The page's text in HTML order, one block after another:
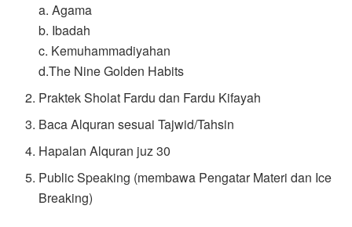
a. Agama
b. Ibadah
c. Kemuhammadiyahan
d.The Nine Golden Habits
Praktek Sholat Fardu dan Fardu Kifayah
Baca Alquran sesuai Tajwid/Tahsin
Hapalan Alquran juz 30
Public Speaking (membawa Pengatar Materi dan Ice
Breaking)